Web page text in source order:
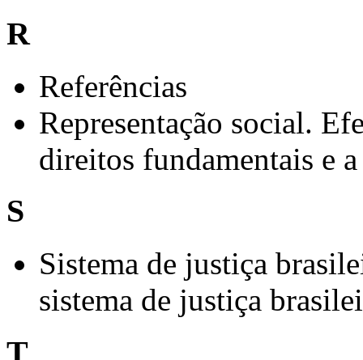
R
Referências
Representação social.
direitos fundamentais e
S
Sistema de justiça
sistema de justiça
T